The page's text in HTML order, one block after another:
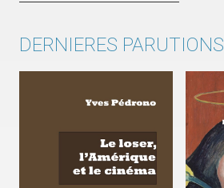
DERNIERES PARUTIONS